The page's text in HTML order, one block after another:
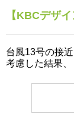
【KBCデザ
台風13号の接
考慮した結果